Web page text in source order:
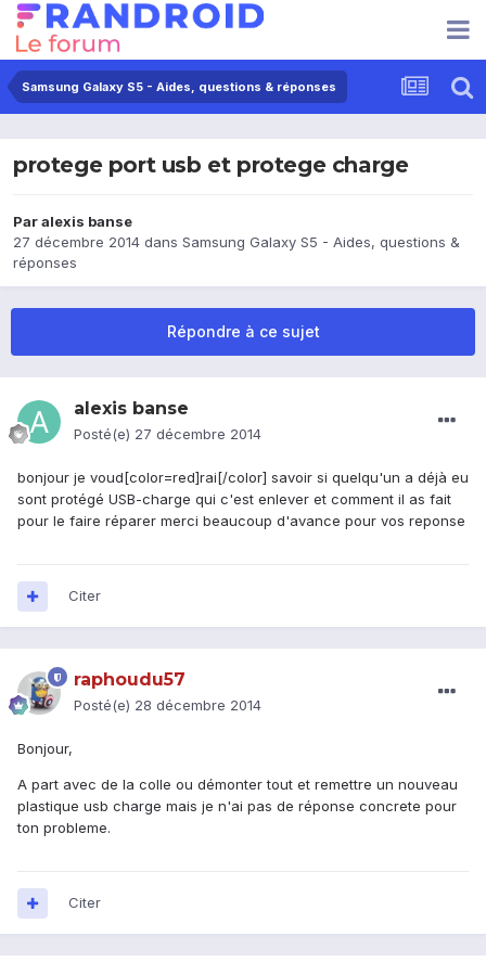
Samsung Galaxy S5 - Aides, questions & réponses
protege port usb et protege charge
Paralexis banse
27 décembre 2014 dans Samsung Galaxy S5 - Aides, questions &
réponses
Répondre à ce sujet
alexis banse
Posté(e) 27 décembre 2014
bonjour je voud[color=red]rai[/color] savoir si quelqu'un a déjà eu
sont protégé USB-charge qui c'est enlever et comment il as fait
pour le faire réparer merci beaucoup d'avance pour vos reponse
Citer
raphoudu57
Posté(e) 28 décembre 2014
Bonjour,
A part avec de la colle ou démonter tout et remettre un nouveau
plastique usb charge mais je n'ai pas de réponse concrete pour
ton probleme.
Citer